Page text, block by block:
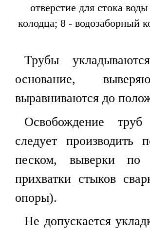
отверстие для стока
колодца; 8 - водозаборный
Трубы
основание,
выравниваются до
Освобождение
следует производить
песком, выверки по
прихватки стыков
опоры).
Не допускается